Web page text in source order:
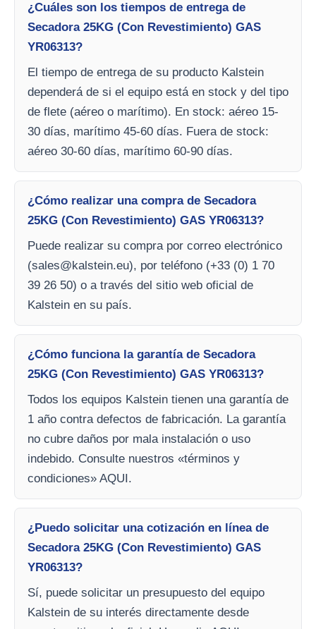
¿Cuáles son los tiempos de entrega de
Secadora 25KG (Con Revestimiento) GAS
YR06313?
El tiempo de entrega de su producto Kalstein
dependerá de si el equipo está en stock y del tipo
de flete (aéreo o marítimo). En stock: aéreo 15-
30 días, marítimo 45-60 días. Fuera de stock:
aéreo 30-60 días, marítimo 60-90 días.
¿Cómo realizar una compra de Secadora
25KG (Con Revestimiento) GAS YR06313?
Puede realizar su compra por correo electrónico
(sales@kalstein.eu), por teléfono (+33 (0) 1 70
39 26 50) o a través del sitio web oficial de
Kalstein en su país.
¿Cómo funciona la garantía de Secadora
25KG (Con Revestimiento) GAS YR06313?
Todos los equipos Kalstein tienen una garantía de
1 año contra defectos de fabricación. La garantía
no cubre daños por mala instalación o uso
indebido. Consulte nuestros «términos y
condiciones» AQUI.
¿Puedo solicitar una cotización en línea de
Secadora 25KG (Con Revestimiento) GAS
YR06313?
Sí, puede solicitar un presupuesto del equipo
Kalstein de su interés directamente desde